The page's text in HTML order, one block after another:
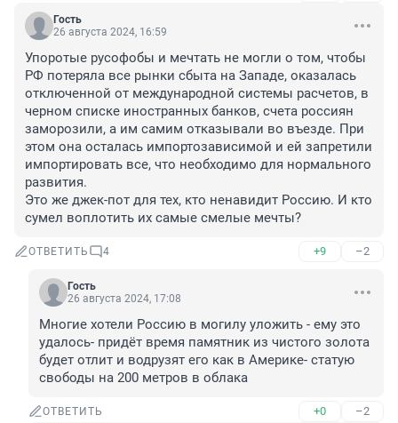
Гость
26 августа 2024, 16:59
Упоротые русофобы и мечтать не могли о том, чтобы
РФ потеряла все рынки сбыта на Западе, оказалась
отключенной от международной системы расчетов, в
черном списке иностранных банков, счета россиян
заморозили, а им самим отказывали во въезде. При
этом она осталась импортозависимой и ей запретили
импортировать все, что необходимо для нормального
развития.
Это же джек-пот для тех, кто ненавидит Россию. И кто
сумел воплотить их самые смелые мечты?
ОТВЕТИТЬ 4 +9 –2
Гость
26 августа 2024, 17:08
Многие хотели Россию в могилу уложить - ему это
удалось- придёт время памятник из чистого золота
будет отлит и водрузят его как в Америке- статую
свободы на 200 метров в облака
ОТВЕТИТЬ +0 –2